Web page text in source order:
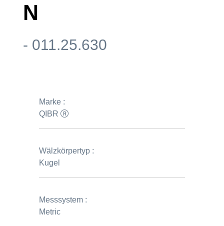
N
- 011.25.630
Marke :
QIBR
Wälzkörpertyp :
Kugel
Messsystem :
Metric